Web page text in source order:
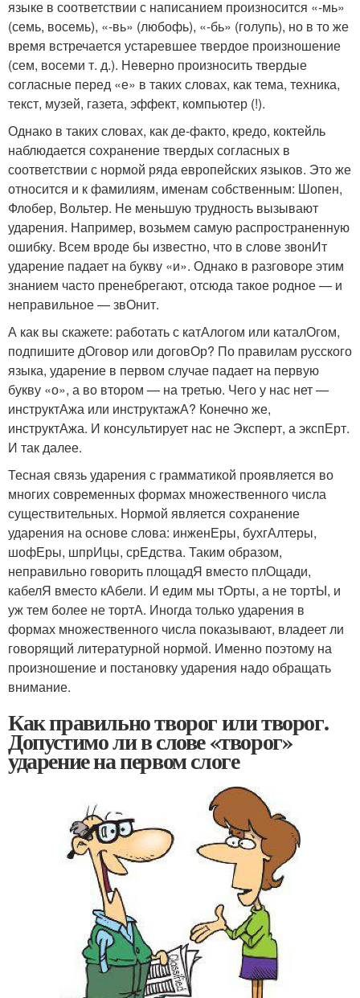
языке в соответствии с написанием произносится «-мь»
(семь, восемь), «-вь» (любофь), «-бь» (голупь), но в то же
время встречается устаревшее твердое произношение
(сем, восеми т. д.). Неверно произносить твердые
согласные перед «е» в таких словах, как тема, техника,
текст, музей, газета, эффект, компьютер (!).
Однако в таких словах, как де-факто, кредо, коктейль
наблюдается сохранение твердых согласных в
соответствии с нормой ряда европейских языков. Это же
относится и к фамилиям, именам собственным: Шопен,
Флобер, Вольтер. Не меньшую трудность вызывают
ударения. Например, возьмем самую распространенную
ошибку. Всем вроде бы известно, что в слове звонИт
ударение падает на букву «и». Однако в разговоре этим
знанием часто пренебрегают, отсюда такое родное — и
неправильное — звОнит.
А как вы скажете: работать с катАлогом или каталОгом,
подпишите дОговор или договОр? По правилам русского
языка, ударение в первом случае падает на первую
букву «о», а во втором — на третью. Чего у нас нет —
инструктАжа или инструктажА? Конечно же,
инструктАжа. И консультирует нас не Эксперт, а экспЕрт.
И так далее.
Тесная связь ударения с грамматикой проявляется во
многих современных формах множественного числа
существительных. Нормой является сохранение
ударения на основе слова: инженЕры, бухгАлтеры,
шофЕры, шпрИцы, срЕдства. Таким образом,
неправильно говорить площадЯ вместо плОщади,
кабелЯ вместо кАбели. И едим мы тОрты, а не тортЫ, и
уж тем более не тортА. Иногда только ударения в
формах множественного числа показывают, владеет ли
говорящий литературной нормой. Именно поэтому на
произношение и постановку ударения надо обращать
внимание.
Как правильно творог или творог.
Допустимо ли в слове «творог»
ударение на первом слоге